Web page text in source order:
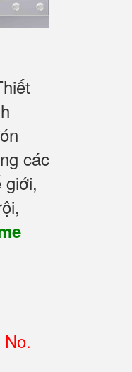
các
giới,